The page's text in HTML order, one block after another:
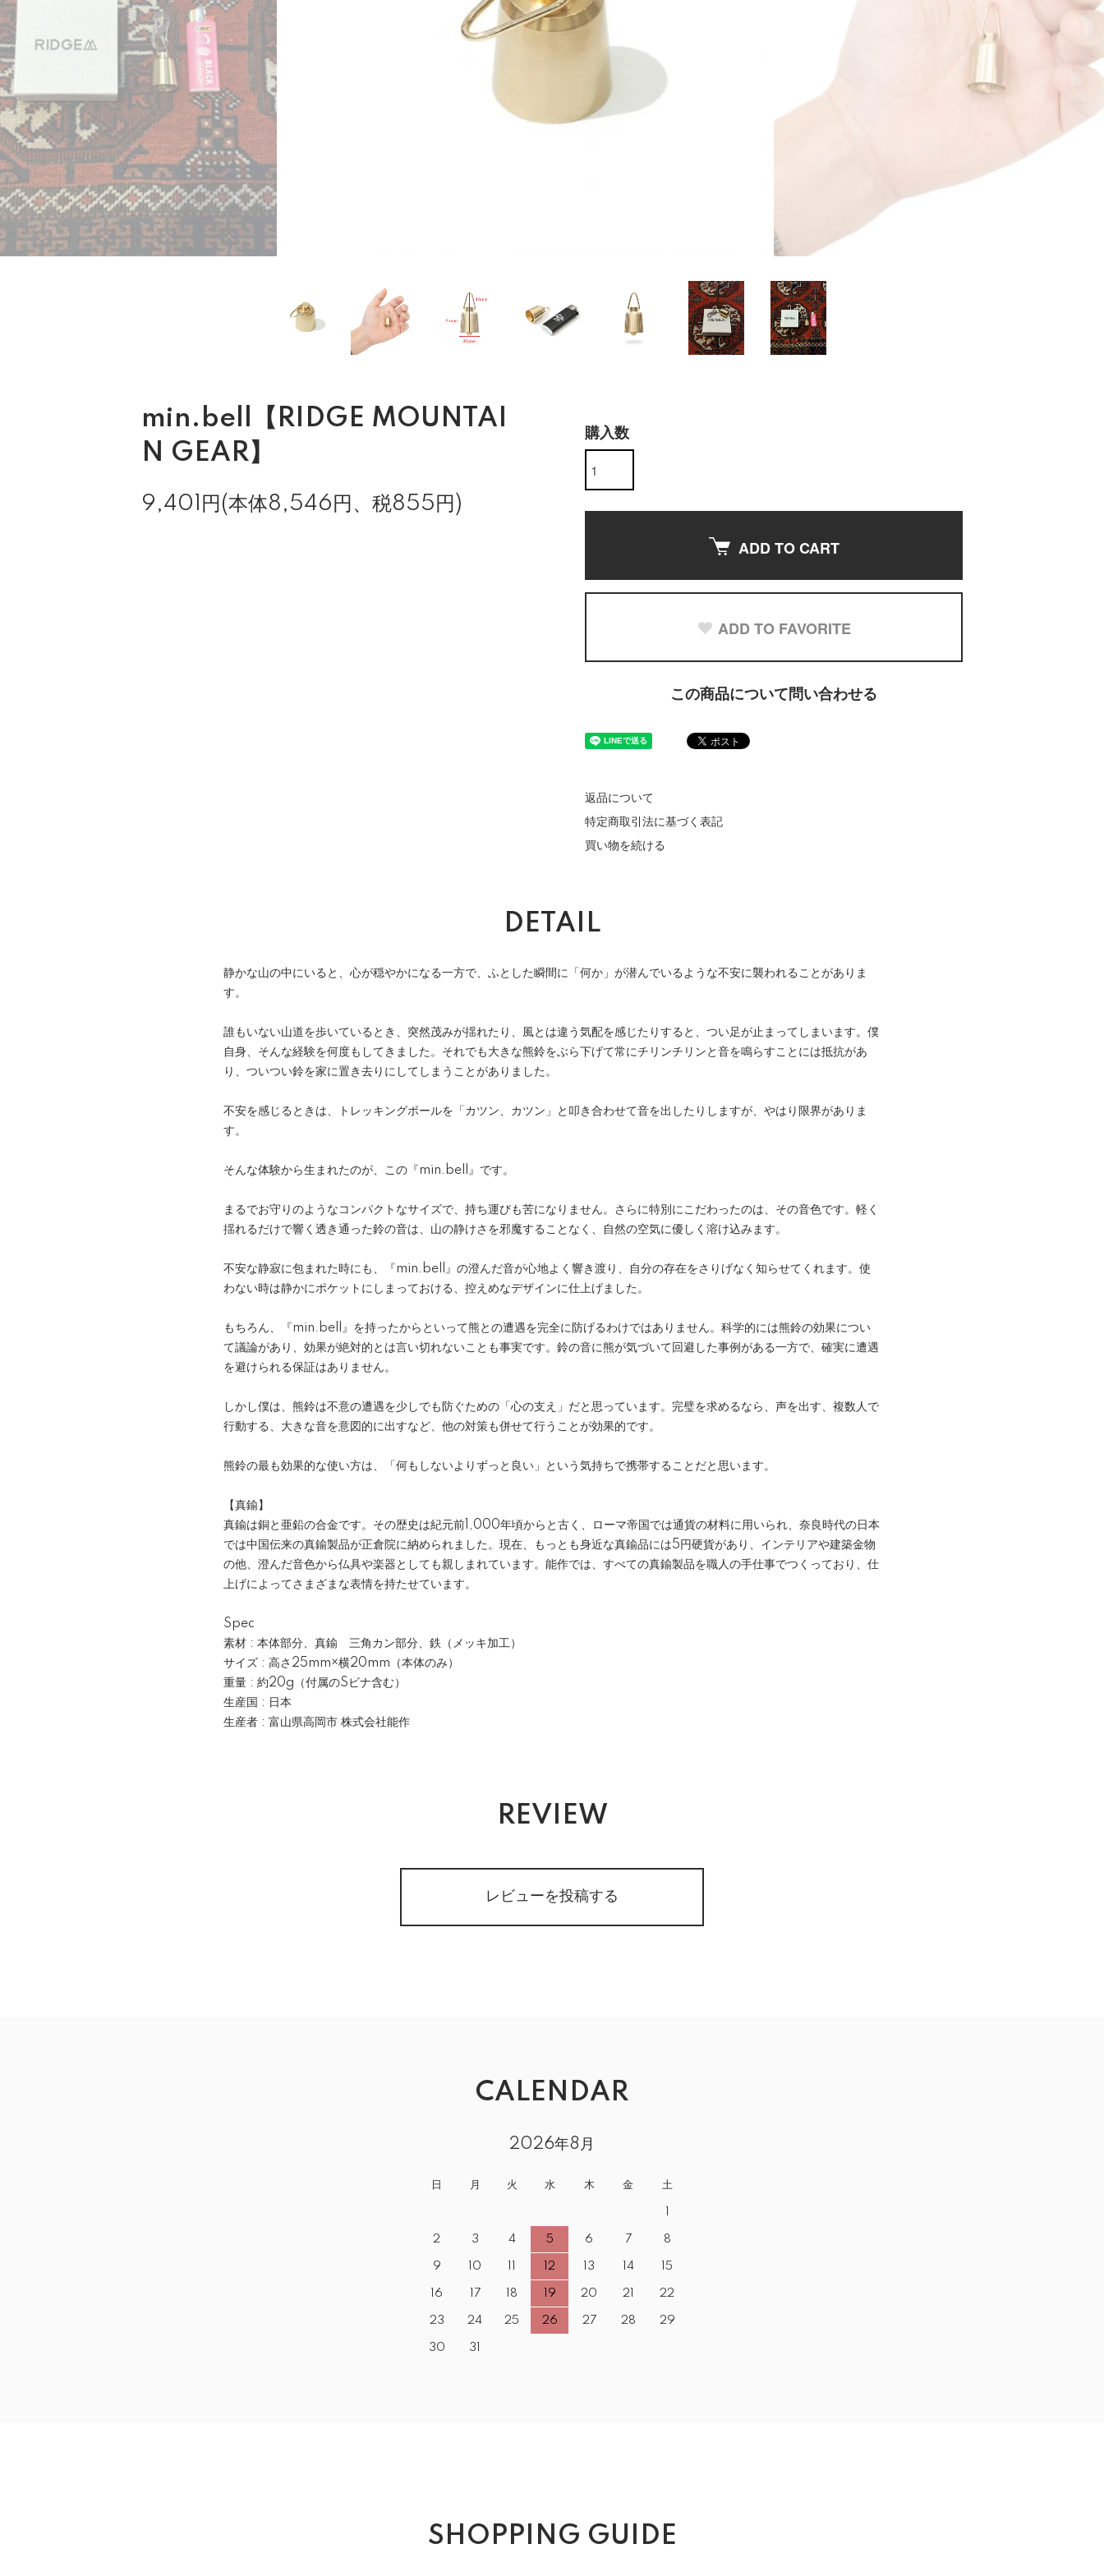
min.bell【RIDGE MOUNTAI
N GEAR】
9,401円(本体8,546円、税855円)
購入数
ADD TO CART
ADD TO FAVORITE
この商品について問い合わせる
返品について
特定商取引法に基づく表記
買い物を続ける
DETAIL
静かな山の中にいると、心が穏やかになる一方で、ふとした瞬間に「何か」が潜んでいるような不安に襲われることがありま
す。
誰もいない山道を歩いているとき、突然茂みが揺れたり、風とは違う気配を感じたりすると、つい足が止まってしまいます。僕
自身、そんな経験を何度もしてきました。それでも大きな熊鈴をぶら下げて常にチリンチリンと音を鳴らすことには抵抗があ
り、ついつい鈴を家に置き去りにしてしまうことがありました。
不安を感じるときは、トレッキングポールを「カツン、カツン」と叩き合わせて音を出したりしますが、やはり限界がありま
す。
そんな体験から生まれたのが、この『min.bell』です。
まるでお守りのようなコンパクトなサイズで、持ち運びも苦になりません。さらに特別にこだわったのは、その音色です。軽く
揺れるだけで響く透き通った鈴の音は、山の静けさを邪魔することなく、自然の空気に優しく溶け込みます。
不安な静寂に包まれた時にも、『min.bell』の澄んだ音が心地よく響き渡り、自分の存在をさりげなく知らせてくれます。使
わない時は静かにポケットにしまっておける、控えめなデザインに仕上げました。
もちろん、『min.bell』を持ったからといって熊との遭遇を完全に防げるわけではありません。科学的には熊鈴の効果につい
て議論があり、効果が絶対的とは言い切れないことも事実です。鈴の音に熊が気づいて回避した事例がある一方で、確実に遭遇
を避けられる保証はありません。
しかし僕は、熊鈴は不意の遭遇を少しでも防ぐための「心の支え」だと思っています。完璧を求めるなら、声を出す、複数人で
行動する、大きな音を意図的に出すなど、他の対策も併せて行うことが効果的です。
熊鈴の最も効果的な使い方は、「何もしないよりずっと良い」という気持ちで携帯することだと思います。
【真鍮】
真鍮は銅と亜鉛の合金です。その歴史は紀元前1,000年頃からと古く、ローマ帝国では通貨の材料に用いられ、奈良時代の日本
では中国伝来の真鍮製品が正倉院に納められました。現在、もっとも身近な真鍮品には5円硬貨があり、インテリアや建築金物
の他、澄んだ音色から仏具や楽器としても親しまれています。能作では、すべての真鍮製品を職人の手仕事でつくっており、仕
上げによってさまざまな表情を持たせています。
Spec
素材 : 本体部分、真鍮 三角カン部分、鉄（メッキ加工）
サイズ : 高さ25mm×横20mm（本体のみ）
重量 : 約20g（付属のSビナ含む）
生産国 : 日本
生産者 : 富山県高岡市 株式会社能作
REVIEW
レビューを投稿する
CALENDAR
2026年8月
日 月 火 水 木 金 土
2 3 4 5 6 7 8
9 10 12 13 14 15
16 17 18 19 20 21 22
23 24 25 26 27 28 29
30 31
SHOPPING GUIDE